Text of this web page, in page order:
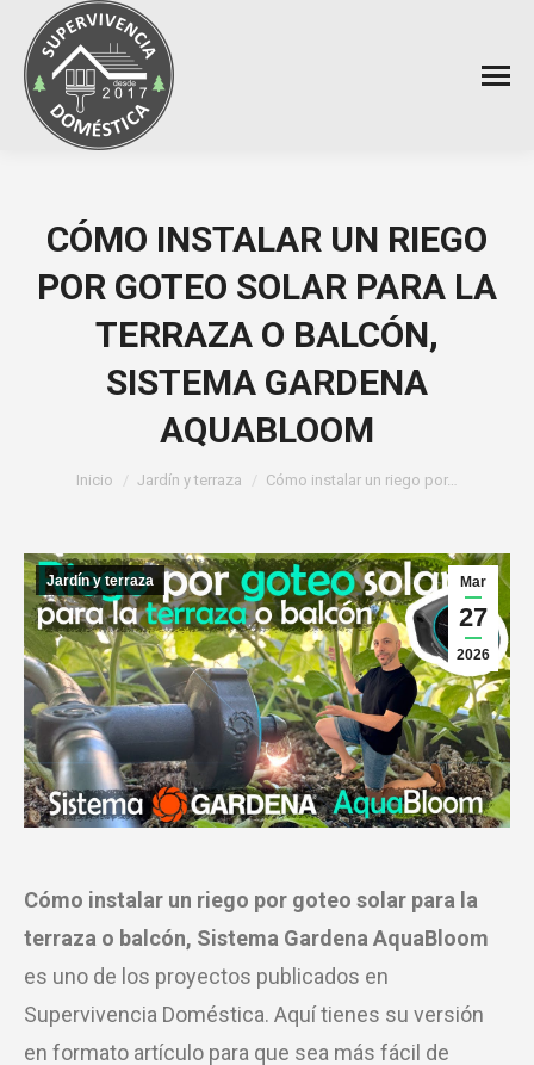
CÓMO INSTALAR UN RIEGO
POR GOTEO SOLAR PARA LA
TERRAZA O BALCÓN,
SISTEMA GARDENA
AQUABLOOM
Estás aquí:
Inicio Jardín y terraza Cómo instalar un riego por…
Mar
27
2026
Jardín y terraza
Cómo instalar un riego por goteo solar para la
terraza o balcón, Sistema Gardena AquaBloom
es uno de los proyectos publicados en
Supervivencia Doméstica. Aquí tienes su versión
en formato artículo para que sea más fácil de